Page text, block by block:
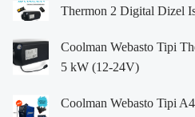
Thermon 2 Digital Dizel
Coolman Webasto Tipi
5 kW (12-24V)
Coolman Webasto Tipi